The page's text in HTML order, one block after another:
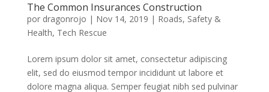
The Common Insurances Construction
por dragonrojo | Nov 14, 2019 | Roads, Safety &
Health, Tech Rescue
Lorem ipsum dolor sit amet, consectetur adipiscing
elit, sed do eiusmod tempor incididunt ut labore et
dolore magna aliqua. Semper feugiat nibh sed pulvinar